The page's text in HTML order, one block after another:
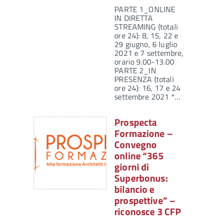
PARTE 1_ONLINE
IN DIRETTA
STREAMING (totali
ore 24): 8, 15, 22 e
29 giugno, 6 luglio
2021 e 7 settembre,
orario 9.00-13.00
PARTE 2_IN
PRESENZA (totali
ore 24): 16, 17 e 24
settembre 2021 *…
Prospecta
Formazione –
Convegno
online “365
giorni di
Superbonus:
bilancio e
prospettive” –
riconosce 3 CFP